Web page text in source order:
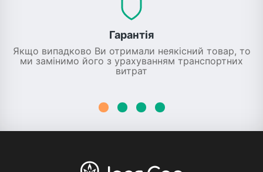
Гарантія
Якщо випадково Ви отримали неякісний товар, то
ми замінимо його з урахуванням транспортних
витрат